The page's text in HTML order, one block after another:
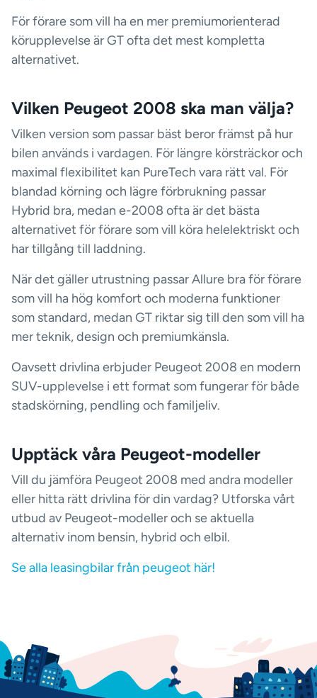
För förare som vill ha en mer premiumorienterad
körupplevelse är GT ofta det mest kompletta
alternativet.
Vilken Peugeot 2008 ska man välja?
Vilken version som passar bäst beror främst på hur
bilen används i vardagen. För längre körsträckor och
maximal flexibilitet kan PureTech vara rätt val. För
blandad körning och lägre förbrukning passar
Hybrid bra, medan e-2008 ofta är det bästa
alternativet för förare som vill köra helelektriskt och
har tillgång till laddning.
När det gäller utrustning passar Allure bra för förare
som vill ha hög komfort och moderna funktioner
som standard, medan GT riktar sig till den som vill ha
mer teknik, design och premiumkänsla.
Oavsett drivlina erbjuder Peugeot 2008 en modern
SUV-upplevelse i ett format som fungerar för både
stadskörning, pendling och familjeliv.
Upptäck våra Peugeot-modeller
Vill du jämföra Peugeot 2008 med andra modeller
eller hitta rätt drivlina för din vardag? Utforska vårt
utbud av Peugeot-modeller och se aktuella
alternativ inom bensin, hybrid och elbil.
Se alla leasingbilar från peugeot här!